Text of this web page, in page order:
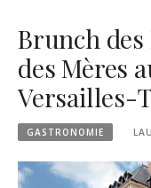
Brunch des
des Mères
Versailles-
GASTRONOMIE